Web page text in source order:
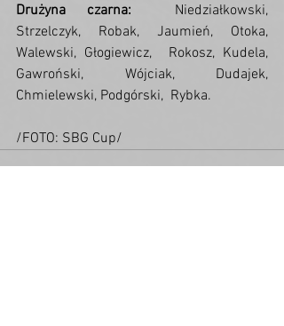
Drużyna czarna:
  Niedziałkowski,
Strzelczyk, Robak, Jaumień, Otoka,
Walewski, Głogiewicz,  Rokosz, Kudela,
Gawroński, Wójciak, Dudajek,
Chmielewski, Podgórski,  Rybka.
/FOTO: SBG Cup/